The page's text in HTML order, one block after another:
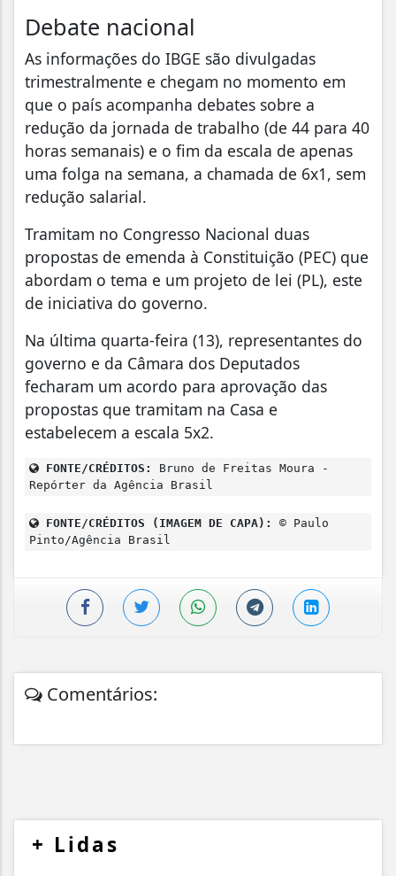
Debate nacional
As informações do IBGE são divulgadas
trimestralmente e chegam no momento em
que o país acompanha debates sobre a
redução da jornada de trabalho (de 44 para 40
horas semanais) e o fim da escala de apenas
uma folga na semana, a chamada de 6x1, sem
redução salarial.
Tramitam no Congresso Nacional duas
propostas de emenda à Constituição (PEC) que
abordam o tema e um projeto de lei (PL), este
de iniciativa do governo.
Na última quarta-feira (13), representantes do
governo e da Câmara dos Deputados
fecharam um acordo para aprovação das
propostas que tramitam na Casa e
estabelecem a escala 5x2.
FONTE/CRÉDITOS:
Bruno de Freitas Moura -
Repórter da Agência Brasil
FONTE/CRÉDITOS (IMAGEM DE CAPA):
© Paulo
Pinto/Agência Brasil
Comentários:
+ Lidas